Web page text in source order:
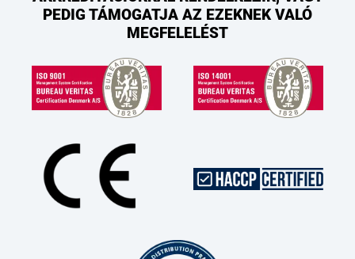
PEDIG TÁMOGATJA AZ EZEKNEK VALÓ
MEGFELELÉST